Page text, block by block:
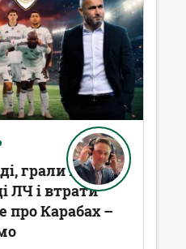
грали в
ЛЧ і втрати
про Карабах –